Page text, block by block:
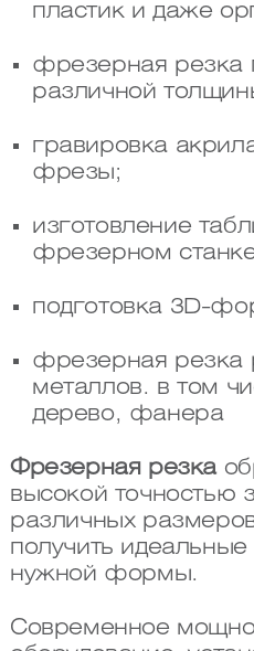
пластик и даже
фрезерная резка
различной
гравировка
фрезы;
изготовление
фрезерном
подготовка 3D-
фрезерная резка
металлов. в том
дерево, фанера
Фрезерная резка
высокой точностью
различных
получить идеальные
нужной формы.
Современное